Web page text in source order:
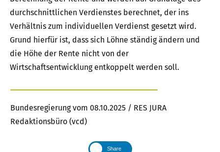
durchschnittlichen Verdienstes berechnet, der ins
Verhältnis zum individuellen Verdienst gesetzt wird.
Grund hierfür ist, dass sich Löhne ständig ändern und
die Höhe der Rente nicht von der
Wirtschaftsentwicklung entkoppelt werden soll.
Bundesregierung vom 08.10.2025 / RES JURA
Redaktionsbüro (vcd)
Share